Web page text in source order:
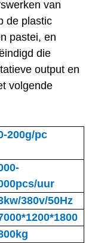
van
de plastic
pastei, en
die
output en
volgende
200g/pc
uur
380v/50Hz